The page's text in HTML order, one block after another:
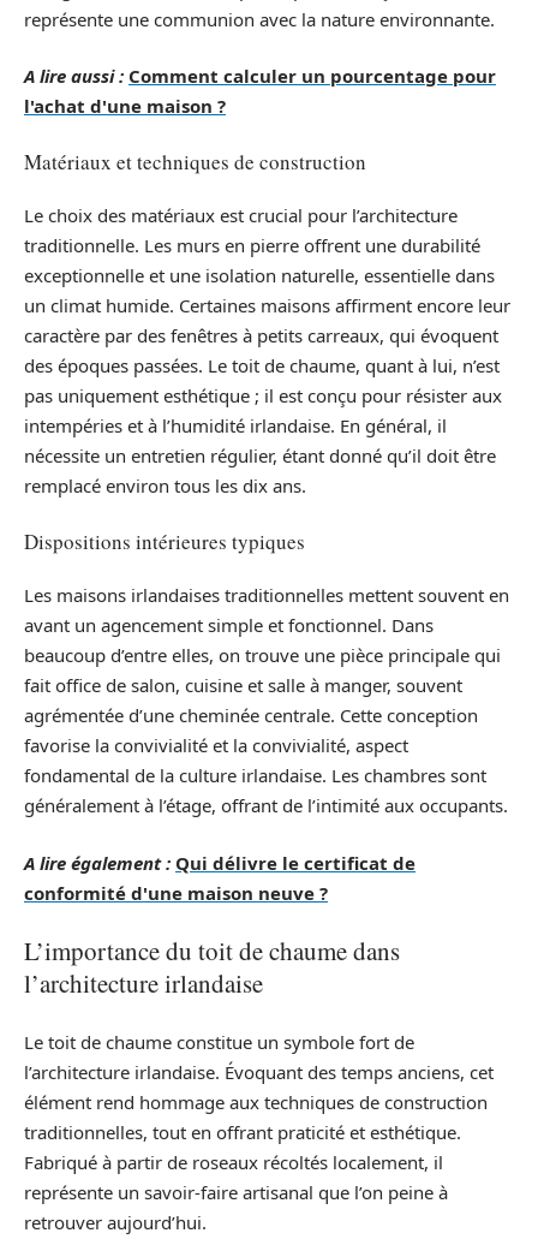
représente une communion avec la nature environnante.
A lire aussi : Comment calculer un pourcentage pour
l'achat d'une maison ?
Matériaux et techniques de construction
Le choix des matériaux est crucial pour l’architecture
traditionnelle. Les murs en pierre offrent une durabilité
exceptionnelle et une isolation naturelle, essentielle dans
un climat humide. Certaines maisons affirment encore leur
caractère par des fenêtres à petits carreaux, qui évoquent
des époques passées. Le toit de chaume, quant à lui, n’est
pas uniquement esthétique ; il est conçu pour résister aux
intempéries et à l’humidité irlandaise. En général, il
nécessite un entretien régulier, étant donné qu’il doit être
remplacé environ tous les dix ans.
Dispositions intérieures typiques
Les maisons irlandaises traditionnelles mettent souvent en
avant un agencement simple et fonctionnel. Dans
beaucoup d’entre elles, on trouve une pièce principale qui
fait office de salon, cuisine et salle à manger, souvent
agrémentée d’une cheminée centrale. Cette conception
favorise la convivialité et la convivialité, aspect
fondamental de la culture irlandaise. Les chambres sont
généralement à l’étage, offrant de l’intimité aux occupants.
A lire également : Qui délivre le certificat de
conformité d'une maison neuve ?
L’importance du toit de chaume dans
l’architecture irlandaise
Le toit de chaume constitue un symbole fort de
l’architecture irlandaise. Évoquant des temps anciens, cet
élément rend hommage aux techniques de construction
traditionnelles, tout en offrant praticité et esthétique.
Fabriqué à partir de roseaux récoltés localement, il
représente un savoir-faire artisanal que l’on peine à
retrouver aujourd’hui.